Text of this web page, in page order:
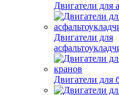
Двигатели для
Двигатели для
Двигатели для